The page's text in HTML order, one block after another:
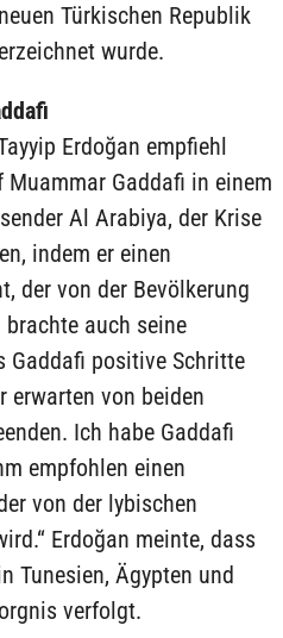
Türkischen Republik
wurde.
Erdoğan empfiehl
Gaddafi in einem
Al Arabiya, der Krise
indem er einen
der von der Bevölkerung
auch seine
Gaddafi positive Schritte
erwarten von beiden
Ich habe Gaddafi
empfohlen einen
von der lybischen
Erdoğan meinte, dass
Tunesien, Ägypten und
verfolgt.